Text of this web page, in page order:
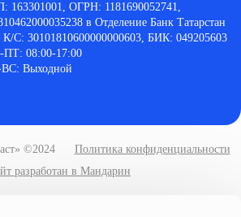
ОГРН: 1181690052741,
в Отделение Банк Татарстан
С: 30101810600000000603, БИК: 049205603
08:00-17:00
Выходной
©2024
Политика конфиденциальности
разработан в Мандарин